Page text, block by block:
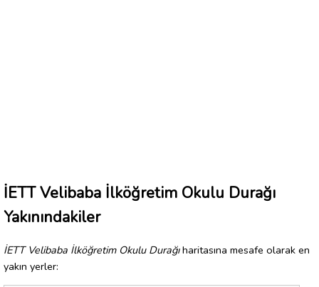
İETT Velibaba İlköğretim Okulu Durağı
Yakınındakiler
İETT Velibaba İlköğretim Okulu Durağıharitasına mesafe olarak en
yakın yerler: